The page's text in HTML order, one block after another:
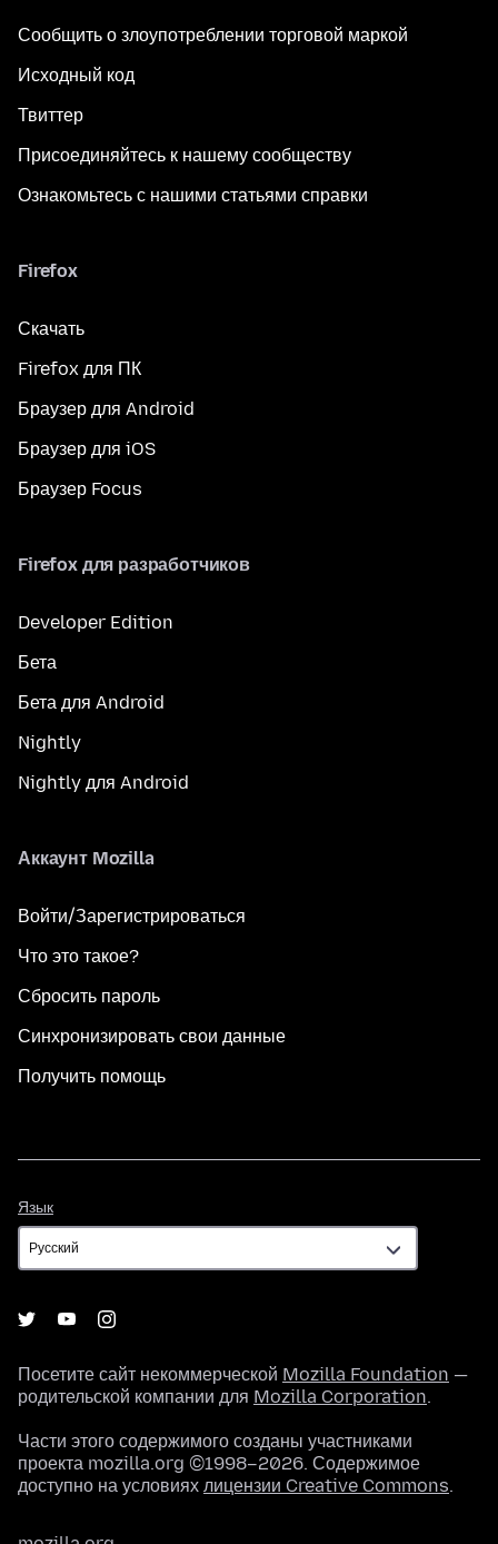
Сообщить о злоупотреблении торговой маркой
Исходный код
Твиттер
Присоединяйтесь к нашему сообществу
Ознакомьтесь с нашими статьями справки
Firefox
Скачать
Firefox для ПК
Браузер для Android
Браузер для iOS
Браузер Focus
Firefox для разработчиков
Developer Edition
Бета
Бета для Android
Nightly
Nightly для Android
Аккаунт Mozilla
Войти/Зарегистрироваться
Что это такое?
Сбросить пароль
Синхронизировать свои данные
Получить помощь
Язык
Посетите сайт некоммерческой Mozilla Foundation —
родительской компании для Mozilla Corporation.
Части этого содержимого созданы участниками
проекта mozilla.org ©1998–2026. Содержимое
доступно на условиях лицензии Creative Commons.